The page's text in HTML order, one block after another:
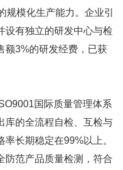
模化生产能力。企业引
设有独立的研发中心与检
额3%的研发经费，已获
国际质量管理体系
库的全流程自检、互检与
长期稳定在99%以上。
防范产品质量检测，符合